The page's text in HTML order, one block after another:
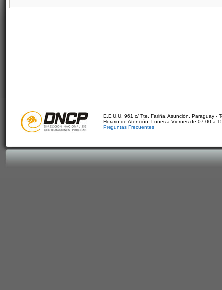
E.E.U.U. 961 c/ Tte. Fariña. Asunción, Paraguay -
Horario de Atención: Lunes a Viernes de 07:00 a
Preguntas Frecuentes